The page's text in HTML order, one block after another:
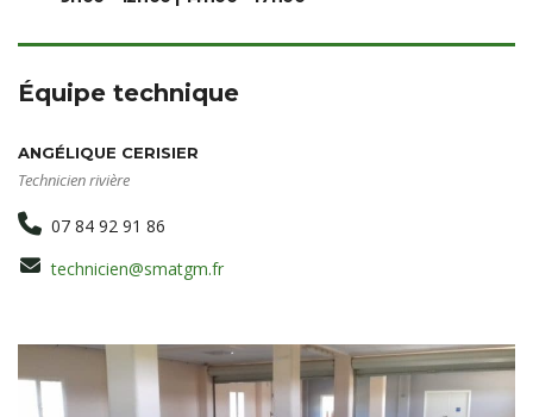
Équipe technique
ANGÉLIQUE CERISIER
Technicien rivière
07 84 92 91 86
technicien@smatgm.fr